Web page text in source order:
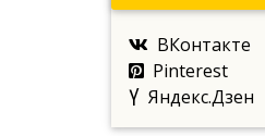
ВКонтакте
Pinterest
Яндекс.Дзен